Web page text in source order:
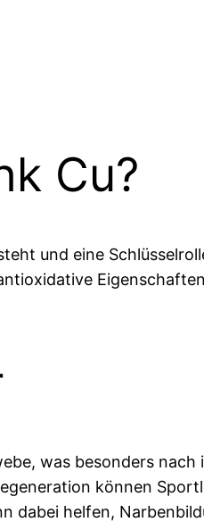
Cu?
und eine
was besonders
können
dabei helfen,